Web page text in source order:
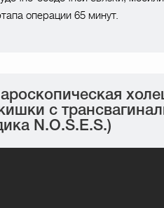
операции 65 минут.
с
N.O.S.E.S.)